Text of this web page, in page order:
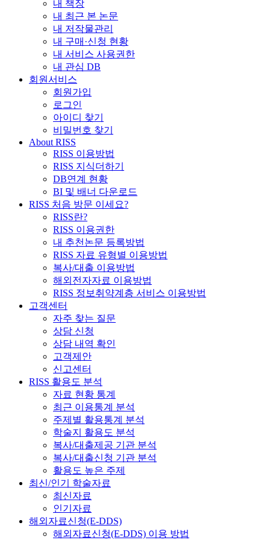
내 책장
내 최근 본 논문
내 저작물관리
내 구매·신청 현황
내 서비스 사용권한
내 관심 DB
회원서비스
회원가입
로그인
아이디 찾기
비밀번호 찾기
About RISS
RISS 이용방법
RISS 지식더하기
DB연계 현황
BI 및 배너 다운로드
RISS 처음 방문 이세요?
RISS란?
RISS 이용권한
내 추천논문 등록방법
RISS 자료 유형별 이용방법
복사/대출 이용방법
해외전자자료 이용방법
RISS 정보취약계층 서비스 이용방법
고객센터
자주 찾는 질문
상담 신청
상담 내역 확인
고객제안
신고센터
RISS 활용도 분석
자료 현황 통계
최근 이용통계 분석
주제별 활용통계 분석
학술지 활용도 분석
복사/대출제공 기관 분석
복사/대출신청 기관 분석
활용도 높은 주제
최신/인기 학술자료
최신자료
인기자료
해외자료신청(E-DDS)
해외자료신청(E-DDS) 이용 방법